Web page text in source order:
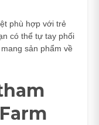
phù hợp với trẻ
có thể tự tay phối
sản phẩm về